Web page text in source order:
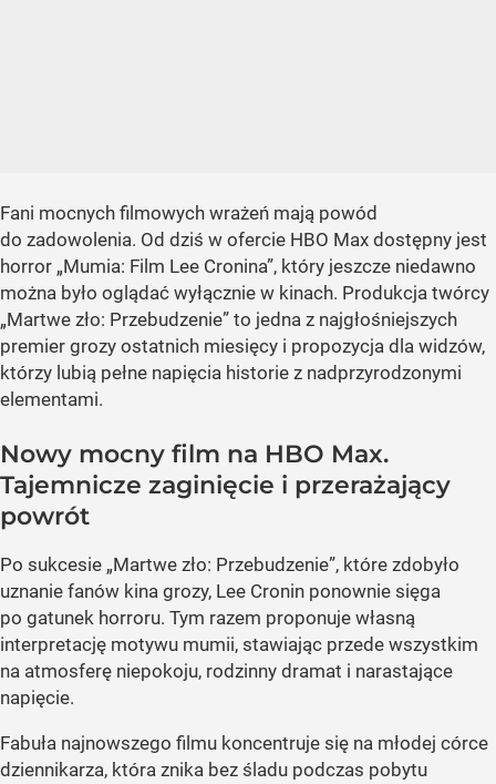
Fani mocnych filmowych wrażeń mają powód
do zadowolenia. Od dziś w ofercie HBO Max dostępny jest
horror „Mumia: Film Lee Cronina”, który jeszcze niedawno
można było oglądać wyłącznie w kinach. Produkcja twórcy
„Martwe zło: Przebudzenie” to jedna z najgłośniejszych
premier grozy ostatnich miesięcy i propozycja dla widzów,
którzy lubią pełne napięcia historie z nadprzyrodzonymi
elementami.
Nowy mocny film na HBO Max.
Tajemnicze zaginięcie i przerażający
powrót
Po sukcesie „Martwe zło: Przebudzenie”, które zdobyło
uznanie fanów kina grozy, Lee Cronin ponownie sięga
po gatunek horroru. Tym razem proponuje własną
interpretację motywu mumii, stawiając przede wszystkim
na atmosferę niepokoju, rodzinny dramat i narastające
napięcie.
Fabuła najnowszego filmu koncentruje się na młodej córce
dziennikarza, która znika bez śladu podczas pobytu